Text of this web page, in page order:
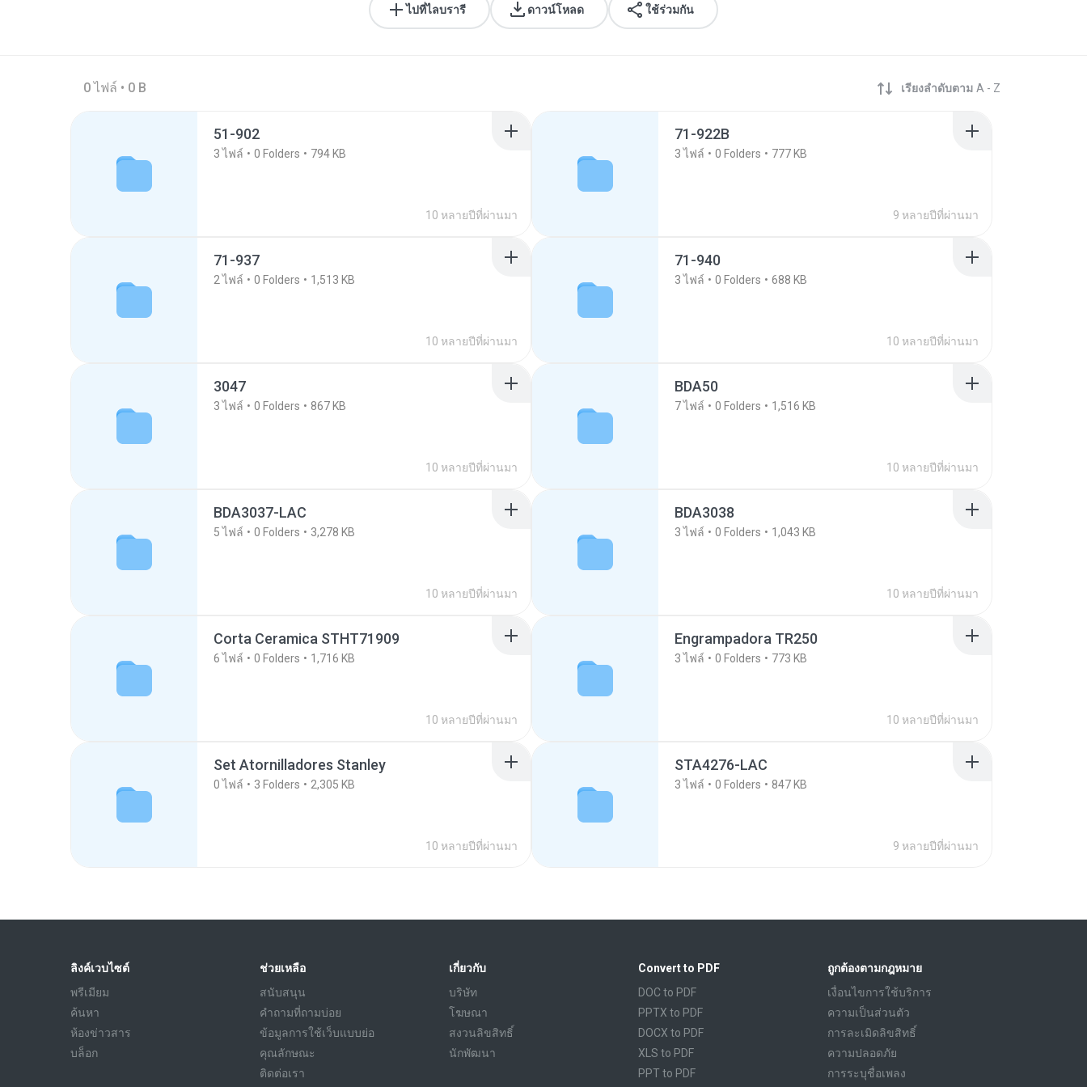
ไปที่ไลบรารี ดาวน์โหลด ใช้ร่วมกัน
0 ไฟล์ • 0 B เรียงลำดับตาม A - Z
51-902
3ไฟล์ 0 Folders 794 KB
10 หลายปีที่ผ่านมา
71-922B
3ไฟล์ 0 Folders 777 KB
9 หลายปีที่ผ่านมา
71-937
2ไฟล์ 0 Folders 1,513 KB
10 หลายปีที่ผ่านมา
71-940
3ไฟล์ 0 Folders 688 KB
10 หลายปีที่ผ่านมา
3047
3ไฟล์ 0 Folders 867 KB
10 หลายปีที่ผ่านมา
BDA50
7ไฟล์ 0 Folders 1,516 KB
10 หลายปีที่ผ่านมา
BDA3037-LAC
5ไฟล์ 0 Folders 3,278 KB
10 หลายปีที่ผ่านมา
BDA3038
3ไฟล์ 0 Folders 1,043 KB
10 หลายปีที่ผ่านมา
Corta Ceramica STHT71909
6ไฟล์ 0 Folders 1,716 KB
10 หลายปีที่ผ่านมา
Engrampadora TR250
3ไฟล์ 0 Folders 773 KB
10 หลายปีที่ผ่านมา
Set Atornilladores Stanley
0ไฟล์ 3 Folders 2,305 KB
10 หลายปีที่ผ่านมา
STA4276-LAC
3ไฟล์ 0 Folders 847 KB
9 หลายปีที่ผ่านมา
ลิงค์เวบไซต์
พรีเมียม
ค้นหา
ห้องข่าวสาร
บล็อก
ช่วยเหลือ
สนับสนุน
คำถามที่ถามบ่อย
ข้อมูลการใช้เว็บแบบย่อ
คุณลักษณะ
ติดต่อเรา
เกี่ยวกับ
บริษัท
โฆษณา
สงวนลิขสิทธิ์
นักพัฒนา
Convert to PDF
DOC to PDF
PPTX to PDF
DOCX to PDF
XLS to PDF
PPT to PDF
ถูกต้องตามกฎหมาย
เงื่อนไขการใช้บริการ
ความเป็นส่วนตัว
การละเมิดลิขสิทธิ์
ความปลอดภัย
การระบุชื่อเพลง